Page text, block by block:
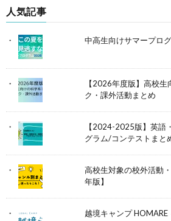
人気記事
中高生向けサマープロ
【2026年度版】高校
ク・課外活動まとめ
【2024-2025版】英語
グラム/コンテストまと
高校生対象の校外活動
年版】
越境キャンプ